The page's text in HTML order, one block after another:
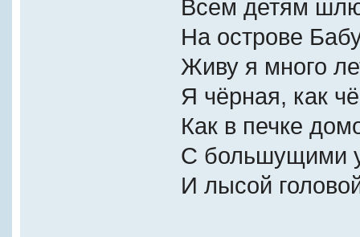
Всем детям
На острове
Живу я много
Я чёрная, как
Как в печке
С большущими
И лысой